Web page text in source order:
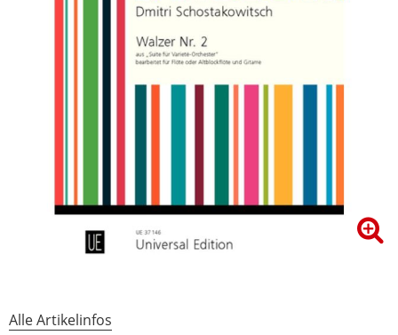
Alle Artikelinfos